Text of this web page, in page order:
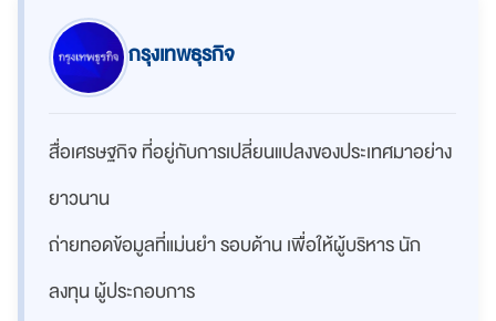
กรุงเทพธุรกิจ
สื่อเศรษฐกิจ ที่อยู่กับการเปลี่ยนแปลงของประเทศมาอย่าง
ยาวนาน
ถ่ายทอดข้อมูลที่แม่นยำ รอบด้าน เพื่อให้ผู้บริหาร นัก
ลงทุน ผู้ประกอบการ